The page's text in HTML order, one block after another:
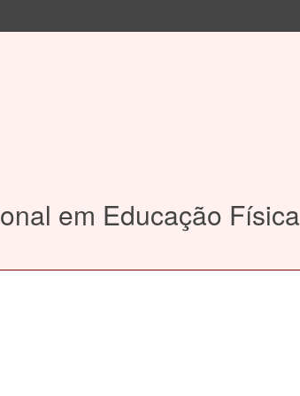
em Educação Física